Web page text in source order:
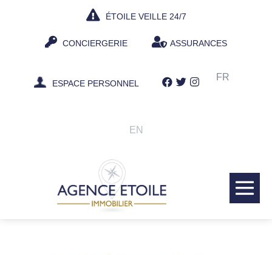
ÉTOILE VEILLE 24/7
CONCIERGERIE ASSURANCES
ESPACE PERSONNEL
FR
EN